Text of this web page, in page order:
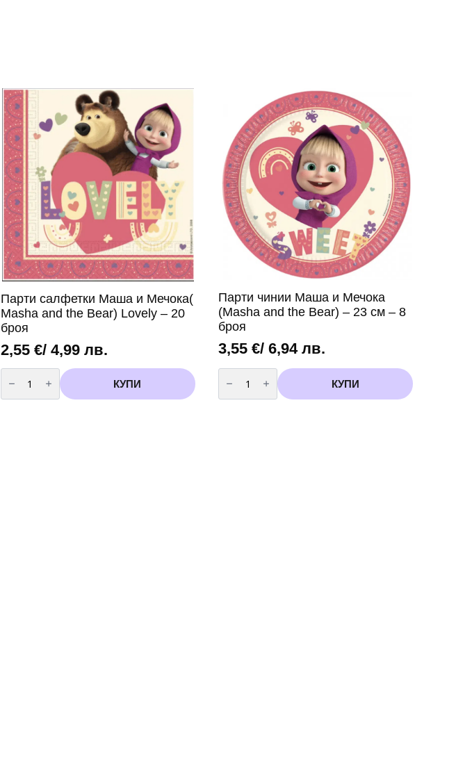
Парти салфетки Маша и Мечока(
Masha and the Bear) Lovely – 20
броя
2,55 €/ 4,99 лв.
количество
за
Парти
салфетки
КУПИ
Парти чинии Маша и Мечока
(Masha and the Bear) – 23 см – 8
броя
3,55€/ 6,94 лв.
количество
за
Парти
чинии
КУПИ